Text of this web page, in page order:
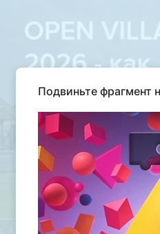
Подвиньте фрагмент